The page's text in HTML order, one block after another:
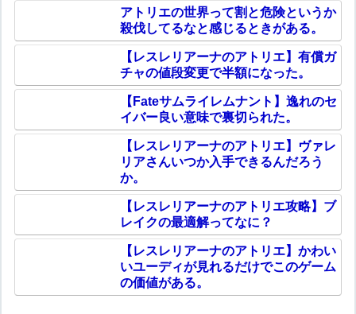
アトリエの世界って割と危険というか
殺伐してるなと感じるときがある。
【レスレリアーナのアトリエ】有償ガ
チャの値段変更で半額になった。
【Fateサムライレムナント】逸れのセ
イバー良い意味で裏切られた。
【レスレリアーナのアトリエ】ヴァレ
リアさんいつか入手できるんだろう
か。
【レスレリアーナのアトリエ攻略】ブ
レイクの最適解ってなに？
【レスレリアーナのアトリエ】かわい
いユーディが見れるだけでこのゲーム
の価値がある。